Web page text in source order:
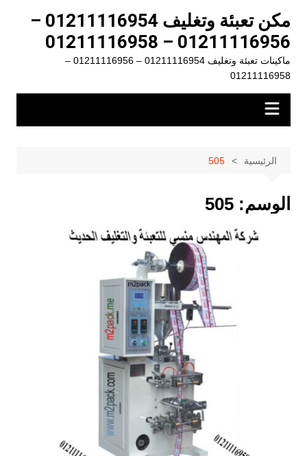
المحتوى
مكن تعبئة وتغليف 01211116954 –
01211116956 – 01211116958
ماكينات تعبئة وتغليف 01211116954 – 01211116956 –
01211116958
الرئيسية 505
الوسم: 505